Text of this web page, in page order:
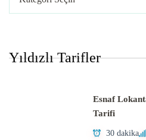
Yöntemleri
Yıldızlı Tarifler
Esnaf
Tarifi
30 dakika